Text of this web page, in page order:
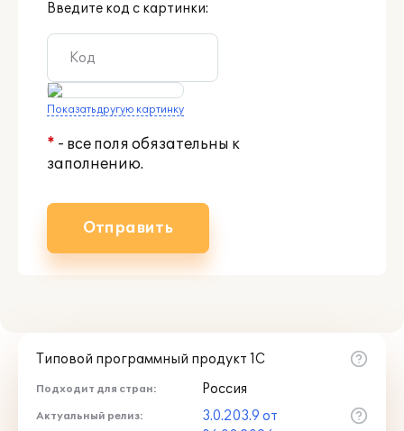
Введите код с картинки:
Показать другую картинку
* - все поля обязательны к
заполнению.
Отправить
Типовой программный продукт 1С
Подходит для стран: Россия
Актуальный релиз:
3.0.203.9 от